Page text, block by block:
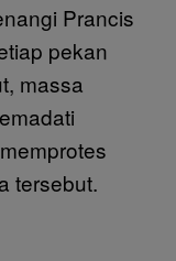
Prancis
pekan
massa
tersebut.